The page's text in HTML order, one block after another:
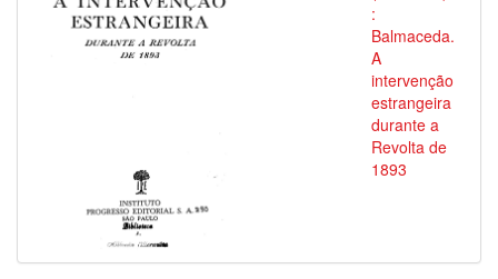
:
Balmaceda.
A
intervenção
estrangeira
durante a
Revolta de
1893